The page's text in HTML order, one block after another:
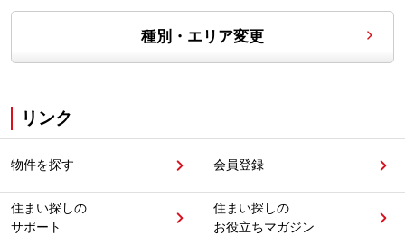
種別・エリア変更
リンク
物件を探す 会員登録
住まい探しの
サポート
住まい探しの
お役立ちマガジン